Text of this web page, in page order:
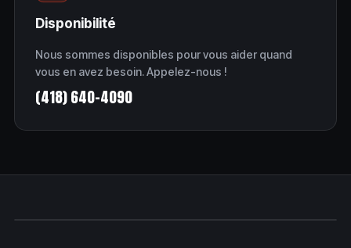
Disponibilité
Nous sommes disponibles pour vous aider quand
vous en avez besoin. Appelez-nous !
(418) 640-4090